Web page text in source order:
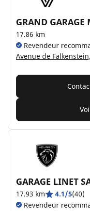
GRAND GARAGE
17.86 km
Revendeur
Avenue de Falkenstein,
GARAGE LINET
17.93 km 4.1/5(40)
Revendeur